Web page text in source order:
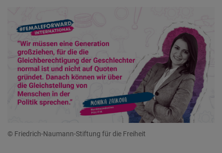
© Friedrich-Naumann-Stiftung für die Freiheit